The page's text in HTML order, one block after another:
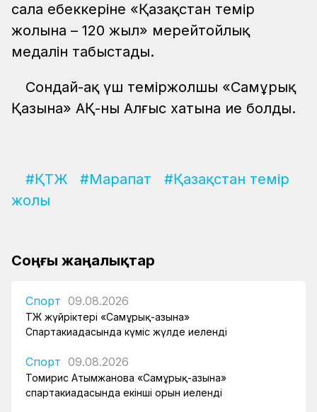
сала еңбеккеріне «Қазақстан темір
жолына – 120 жыл» мерейтойлық
медалін табыстады.
Сондай-ақ үш теміржолшы «Самұрық
Қазына» АҚ-ның Алғыс хатына ие болды.
#ҚТЖ #Марапат
#Қазақстан темір
жолы
Соңғы жаңалықтар
Спорт 09.08.2026
ҚТЖ жүйріктері «Самұрық-Қазына»
Спартакиадасында күміс жүлде иеленді
Спорт 09.08.2026
Томирис Атымжанова «Самұрық-Қазына»
спартакиадасында екінші орын иеленді